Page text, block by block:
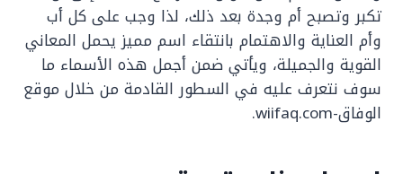
تكبر وتصبح أم وجدة بعد ذلك، لذا وجب على كل أب
وأم العناية والاهتمام بانتقاء اسم مميز يحمل المعاني
القوية والجميلة، ويأتي ضمن أجمل هذه الأسماء ما
سوف نتعرف عليه في السطور القادمة من خلال موقع
الوفاق-wiifaq.com.